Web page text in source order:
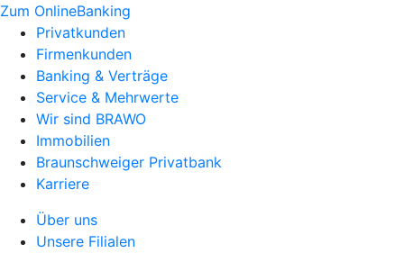
Zum OnlineBanking
Privatkunden
Firmenkunden
Banking & Verträge
Service & Mehrwerte
Wir sind BRAWO
Immobilien
Braunschweiger Privatbank
Karriere
Über uns
Unsere Filialen